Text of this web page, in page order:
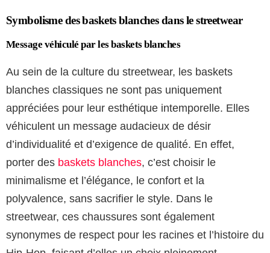
Symbolisme des baskets blanches dans le streetwear
Message véhiculé par les baskets blanches
Au sein de la culture du streetwear, les baskets
blanches classiques ne sont pas uniquement
appréciées pour leur esthétique intemporelle. Elles
véhiculent un message audacieux de désir
d’individualité et d’exigence de qualité. En effet,
porter des baskets blanches, c’est choisir le
minimalisme et l’élégance, le confort et la
polyvalence, sans sacrifier le style. Dans le
streetwear, ces chaussures sont également
synonymes de respect pour les racines et l’histoire du